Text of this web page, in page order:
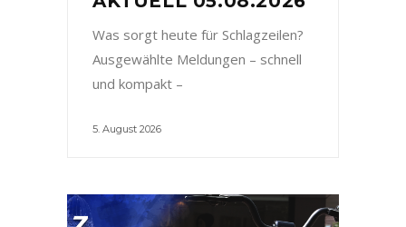
Was sorgt heute für Schlagzeilen?
Ausgewählte Meldungen – schnell
und kompakt –
5. August 2026